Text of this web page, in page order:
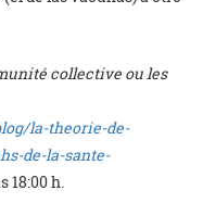
collective ou les
la-theorie-de-
de-la-sante-
18:00 h.